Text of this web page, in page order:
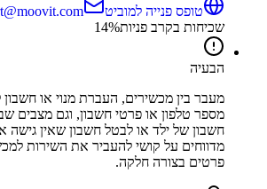
טופס פנייה למוביט
שכיחות בקרב פניות
14%
הבעיה
מעבר בין מכשירים, העברת מנוי או
מספר טלפון או פרטי חשבון, וגם מצבים
חשבון של ילד או לבטל חשבון שאין גישה
מדווחים על קושי להעביר את השירות
פרטים בצורה חלקה.